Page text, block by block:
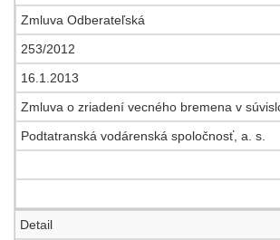
Zmluva Odberateľská
253/2012
16.1.2013
Zmluva o zriadení vecného bremena v
Podtatranská vodárenská spoločnosť, a. s.
Detail